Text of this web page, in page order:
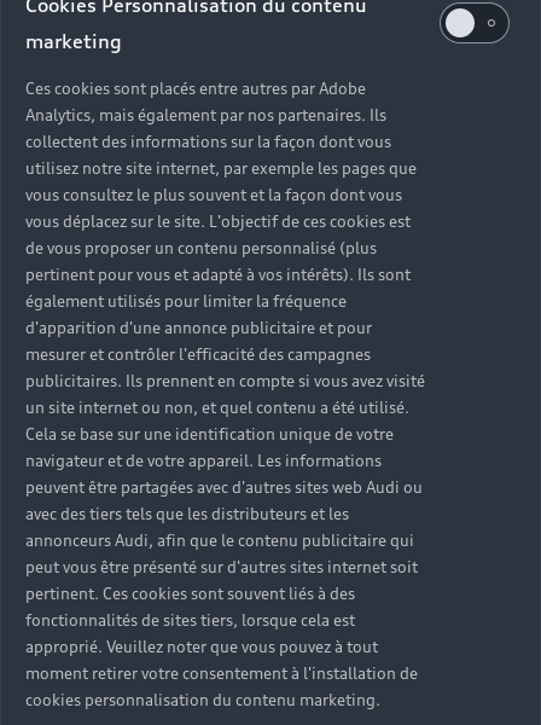
marketing
Ces cookies sont placés entre autres par Adobe
Analytics, mais également par nos partenaires. Ils
collectent des informations sur la façon dont vous
utilisez notre site internet, par exemple les pages que
vous consultez le plus souvent et la façon dont vous
vous déplacez sur le site. L'objectif de ces cookies est
de vous proposer un contenu personnalisé (plus
pertinent pour vous et adapté à vos intérêts). Ils sont
également utilisés pour limiter la fréquence
d'apparition d'une annonce publicitaire et pour
mesurer et contrôler l'efficacité des campagnes
publicitaires. Ils prennent en compte si vous avez visité
un site internet ou non, et quel contenu a été utilisé.
Cela se base sur une identification unique de votre
navigateur et de votre appareil. Les informations
peuvent être partagées avec d'autres sites web Audi ou
avec des tiers tels que les distributeurs et les
annonceurs Audi, afin que le contenu publicitaire qui
peut vous être présenté sur d'autres sites internet soit
pertinent. Ces cookies sont souvent liés à des
fonctionnalités de sites tiers, lorsque cela est
approprié. Veuillez noter que vous pouvez à tout
moment retirer votre consentement à l'installation de
cookies personnalisation du contenu marketing.
Retour en haut
Accès rapides
Quelle Audi me correspond ?
Tous les modèles
Recherche de véhicules neufs
Véhicules d'occasion disponibles
Offres pour les professionnels
Demander un essai
Informations et Service Clients
Accessibilité - Clients Sourds et Malentendants
Trouver mon Partenaire Audi
Modèles
Électrique
Hybride rechargeable
Citadine
Compacte
Berline
Avant
SUV électrique
SUV hybride
Achat et location
Offres du moment
Configurer mon Audi
Réservation et option d'achat
Financer mon Audi
Garanties Audi
Audi rent : location courte durée
Espace Client Audi Financial Services
Pour les professionnels
Voiture électrique
Voiture commerciale
Voiture de direction
SUV société
Votre Audi
Entretenir et réparer mon Audi
Offres Après-Vente
Accessoires et équipements
Espace personnel myAudi
Univers Audi
Histoire du progrès
Notre vision
Audi Sport
© 2026 Audi France. Tous droits réservés.